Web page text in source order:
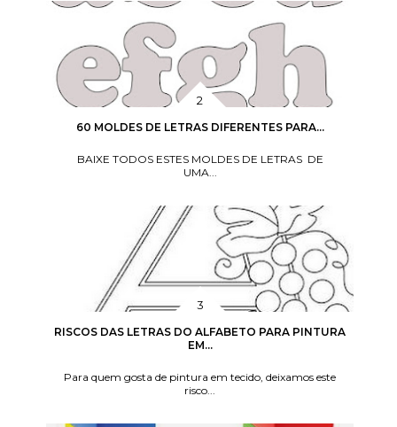
60 MOLDES DE LETRAS DIFERENTES PARA...
BAIXE TODOS ESTES MOLDES DE LETRAS DE
UMA...
RISCOS DAS LETRAS DO ALFABETO PARA PINTURA
EM...
Para quem gosta de pintura em tecido, deixamos este
risco...